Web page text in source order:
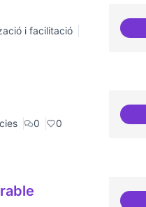
i facilitació
0 0